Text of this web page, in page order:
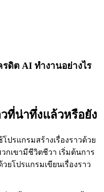
ดิต AI ทำงานอย่างไร
ที่น่าทึ่งแล้วหรือยัง
ปรแกรมสร้างเรื่องราวด้วย
กเขามีชีวิตชีวา เริ่มต้นการ
ยโปรแกรมเขียนเรื่องราว